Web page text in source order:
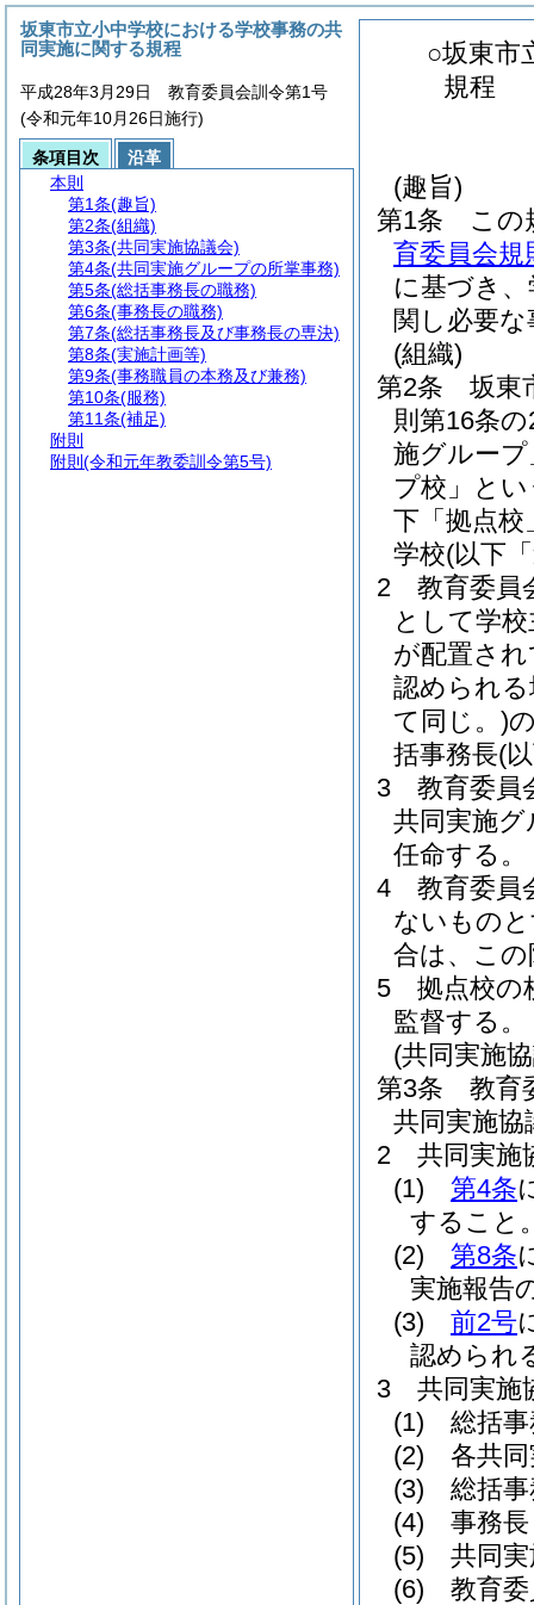
○坂東市
規程
(趣旨)
第1条
この
育委員会規
に基づき
関し必要
(組織)
第2条
坂東
則第16条
施グルー
プ校」と
下「拠点
学校(以下
2
教育委員
として学
が配置さ
認められ
て同じ。)
括事務長(
3
教育委員
共同実施
任命する。
4
教育委員
ないもの
合は、こ
5
拠点校の
監督する。
(共同実施
第3条
教育
共同実施協
2
共同実施
(1)
第4条
すること
(2)
第8条
実施報告
(3)
前2号
認められ
3
共同実施
(1)
総括
(2)
各共
(3)
総括
(4)
事務長
(5)
共同
(6)
教育
坂東市立小中学校における学校事務の共
同実施に関する規程
平成28年3月29日 教育委員会訓令第1号
(令和元年10月26日施行)
条項目次
沿革
本則
第1条(趣旨)
第2条(組織)
第3条(共同実施協議会)
第4条(共同実施グループの所掌事務)
第5条(総括事務長の職務)
第6条(事務長の職務)
第7条(総括事務長及び事務長の専決)
第8条(実施計画等)
第9条(事務職員の本務及び兼務)
第10条(服務)
第11条(補足)
附則
附則 (令和元年教委訓令第5号)